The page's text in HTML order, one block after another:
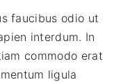
faucibus odio ut
interdum. In
commodo erat
ligula